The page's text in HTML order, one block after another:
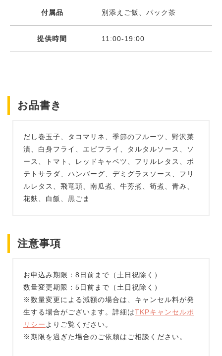
付属品 別添えご飯、パック茶
提供時間 11:00-19:00
お品書き
だし巻玉子、タコマリネ、季節のフルーツ、野沢菜
漬、白身フライ、エビフライ、タルタルソース、ソ
ース、トマト、レッドキャベツ、フリルレタス、ポ
テトサラダ、ハンバーグ、デミグラスソース、フリ
ルレタス、飛竜頭、南瓜煮、牛蒡煮、筍煮、青み、
花麩、白飯、黒ごま
注意事項
お申込み期限：8日前まで（土日祝除く）
数量変更期限：5日前まで（土日祝除く）
※数量変更による減額の場合は、キャンセル料が発
生する場合がございます。詳細はTKPキャンセルポ
リシー よりご覧ください。
※期限を過ぎた場合のご依頼はご相談ください。